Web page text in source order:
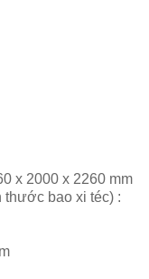
x 2000 x 2260 mm
thước bao xi téc) :